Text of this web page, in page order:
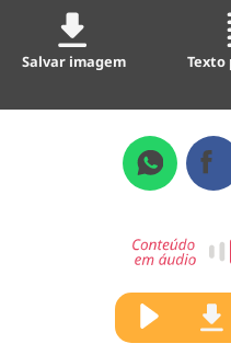
Salvar imagem Texto